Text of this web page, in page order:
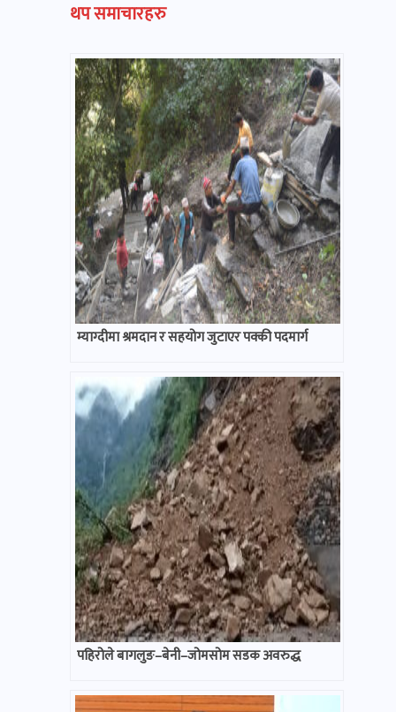
थप समाचारहरु
म्याग्दीमा श्रमदान र सहयोग जुटाएर पक्की पदमार्ग
पहिरोले बागलुङ–बेनी–जोमसोम सडक अवरुद्ध